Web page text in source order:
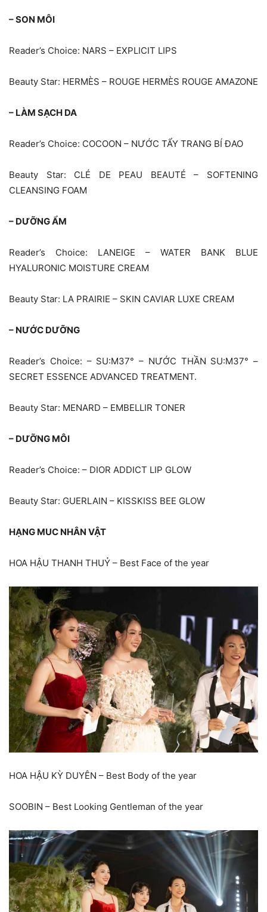
– SON MÔI
Reader’s Choice: NARS – EXPLICIT LIPS
Beauty Star: HERMÈS – ROUGE HERMÈS ROUGE AMAZONE
– LÀM SẠCH DA
Reader’s Choice: COCOON – NƯỚC TẨY TRANG BÍ ĐAO
Beauty Star: CLÉ DE PEAU BEAUTÉ – SOFTENING
CLEANSING FOAM
– DƯỠNG ẨM
Reader’s Choice: LANEIGE – WATER BANK BLUE
HYALURONIC MOISTURE CREAM
Beauty Star: LA PRAIRIE – SKIN CAVIAR LUXE CREAM
– NƯỚC DƯỠNG
Reader’s Choice: – SU:M37° – NƯỚC THẦN SU:M37° –
SECRET ESSENCE ADVANCED TREATMENT.
Beauty Star: MENARD – EMBELLIR TONER
– DƯỠNG MÔI
Reader’s Choice: – DIOR ADDICT LIP GLOW
Beauty Star: GUERLAIN – KISSKISS BEE GLOW
HẠNG MUC NHÂN VẬT
HOA HẬU THANH THUỶ – Best Face of the year
HOA HẬU KỲ DUYÊN – Best Body of the year
SOOBIN – Best Looking Gentleman of the year